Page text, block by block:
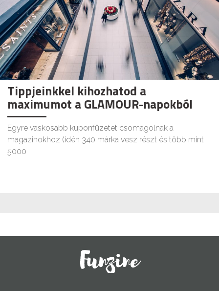
Tippjeinkkel kihozhatod a
maximumot a GLAMOUR-napokból
Egyre vaskosabb kuponfüzetet csomagolnak a
magazinokhoz (idén 340 márka vesz részt és több mint
5000